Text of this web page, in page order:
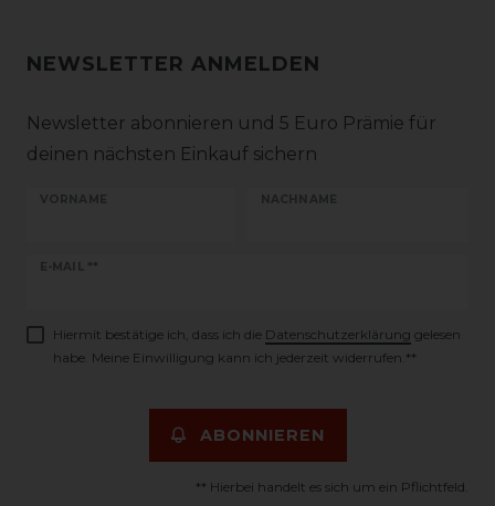
NEWSLETTER ANMELDEN
Newsletter abonnieren und 5 Euro Prämie für
deinen nächsten Einkauf sichern
VORNAME NACHNAME
E-MAIL **
Newsletter
Hiermit bestätige ich, dass ich die Daten­schutz­erklärung gelesen
habe. Meine Einwilligung kann ich jederzeit widerrufen.**
ABONNIEREN
** Hierbei handelt es sich um ein Pflichtfeld.